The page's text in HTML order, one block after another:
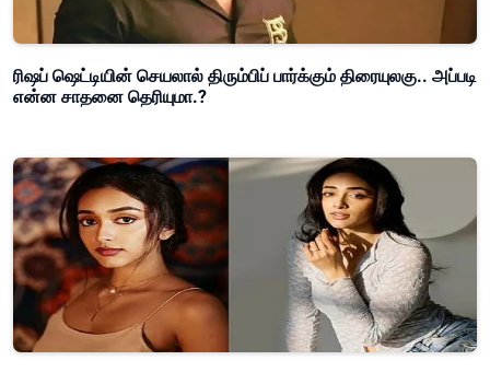
ரிஷப் ஷெட்டியின் செயலால் திரும்பிப் பார்க்கும் திரையுலகு.. அப்படி
என்ன சாதனை தெரியுமா.?